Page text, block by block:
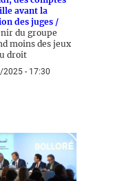
avant la
des juges /
du groupe
moins des jeux
droit
- 17:30